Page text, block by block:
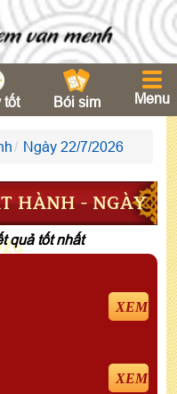
tốt Bói sim Menu
Ngày 22/7/2026
HÀNH - NGÀY
quả tốt nhất
XEM
XEM